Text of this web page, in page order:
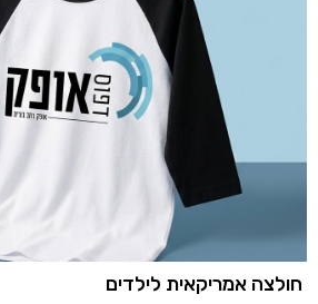
חולצה אמריקאית לילדים